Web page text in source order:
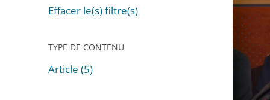
après
Effacer le(s) filtre(s)
TYPE DE CONTENU
Article (5)
de
rentrée
octobre